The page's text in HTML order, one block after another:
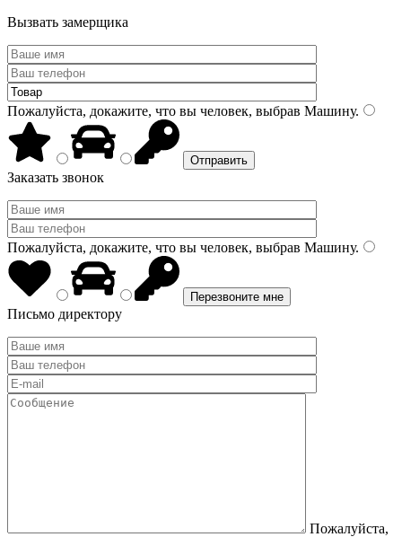
Вызвать замерщика
Пожалуйста, докажите, что вы человек, выбрав Машину.
Заказать звонок
Пожалуйста, докажите, что вы человек, выбрав Машину.
Письмо директору
Пожалуйста,